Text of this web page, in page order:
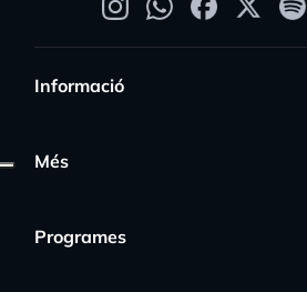
Informació
Més
Programes